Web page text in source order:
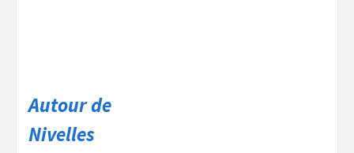
Autour de
Nivelles